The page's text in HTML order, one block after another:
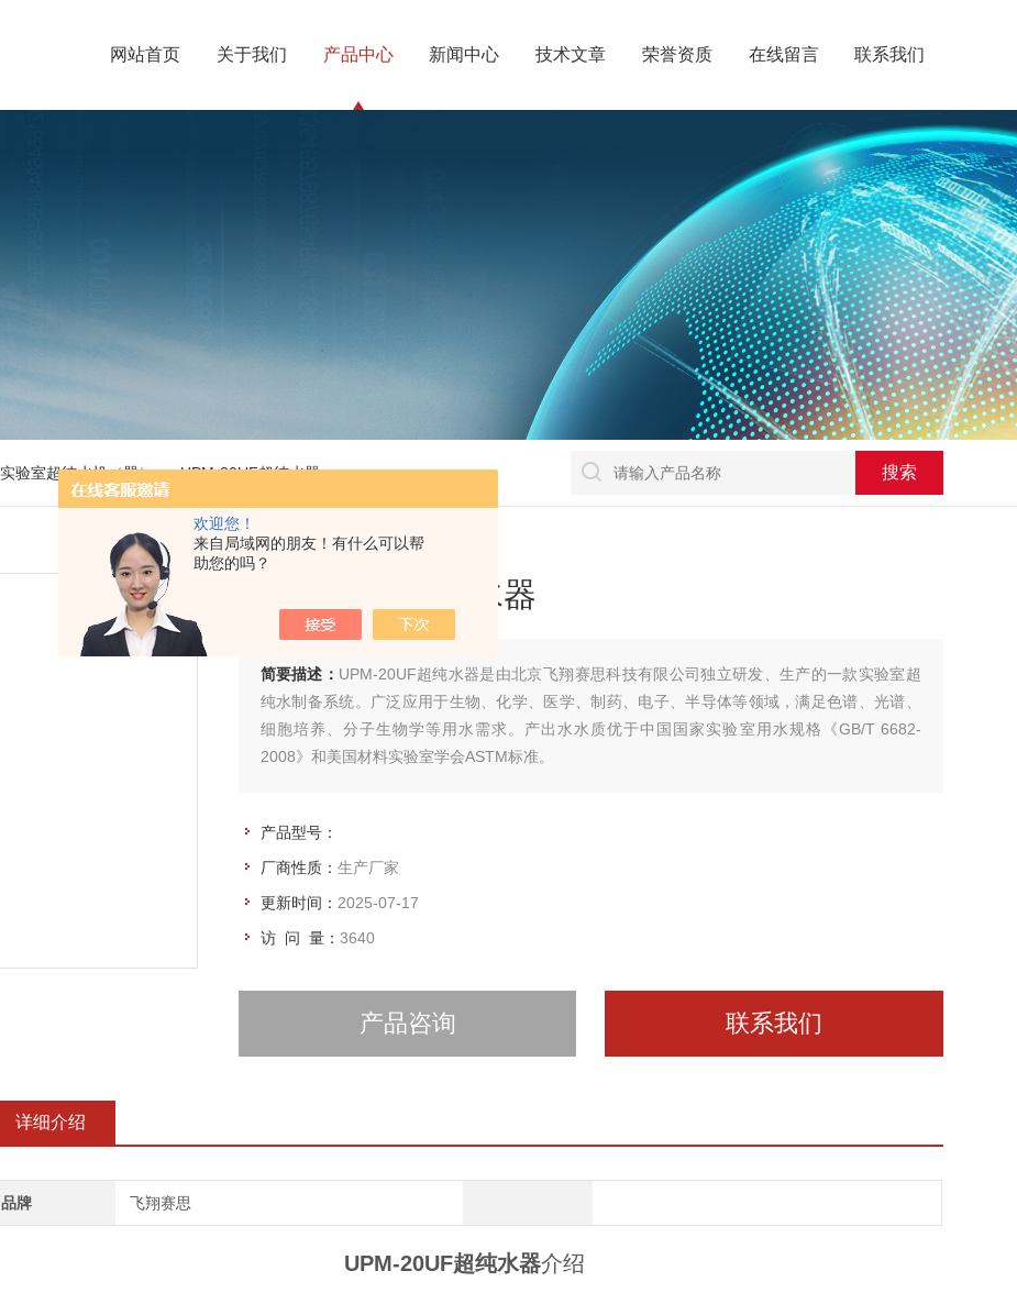
欢迎您！
来自局域网的朋友！有什么可以帮
助您的吗？
网站首页 关于我们 产品中心 新闻中心 技术文章 荣誉资质 在线留言 联系我们
实验室超纯水机（器）> UPM-20UF超纯水器
UPM-20UF超纯水器
简要描述： UPM-20UF超纯水器是由北京飞翔赛思科技有限公司独立研发、生产的一款实验室超
纯水制备系统。广泛应用于生物、化学、医学、制药、电子、半导体等领域，满足色谱、光谱、
细胞培养、分子生物学等用水需求。产出水水质优于中国国家实验室用水规格《GB/T 6682-
2008》和美国材料实验室学会ASTM标准。
产品型号：
厂商性质： 生产厂家
更新时间： 2025-07-17
访 问 量： 3640
产品咨询 联系我们
详细介绍
品牌 飞翔赛思
UPM-20UF超纯水器介绍